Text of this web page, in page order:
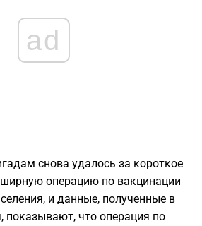
ad
снова удалось за короткое
операцию по вакцинации
и данные, полученные в
показывают, что операция по